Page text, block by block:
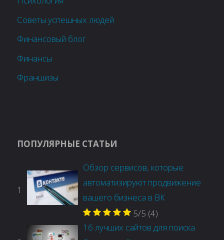
Советы успешных людей
Финансовый блог
Финансы
Франшизы
ПОПУЛЯРНЫЕ СТАТЬИ
1
Обзор сервисов, которые
автоматизируют продвижение
вашего бизнеса в ВК
5/5 (4)
16 лучших сайтов для поиска